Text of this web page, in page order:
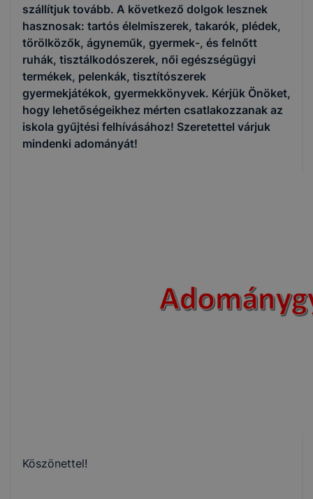
szállítjuk tovább. A következő dolgok lesznek
hasznosak: tartós élelmiszerek, takarók, plédek,
törölközők, ágyneműk, gyermek-, és felnőtt
ruhák, tisztálkodószerek, női egészségügyi
termékek, pelenkák, tisztítószerek
gyermekjátékok, gyermekkönyvek. Kérjük Önöket,
hogy lehetőségeikhez mérten csatlakozzanak az
iskola gyűjtési felhívásához! Szeretettel várjuk
mindenki adományát!
Köszönettel!